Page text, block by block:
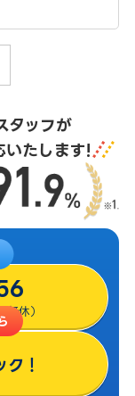
タッフが
いたします!
休）
！